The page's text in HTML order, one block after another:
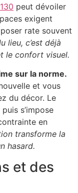
peut dévoiler
exigent
rate souvent
lieu, c’est déjà
le confort visuel.
sur la norme.
et vous
du décor. Le
s’impose
en
transforme la
hasard.
et des